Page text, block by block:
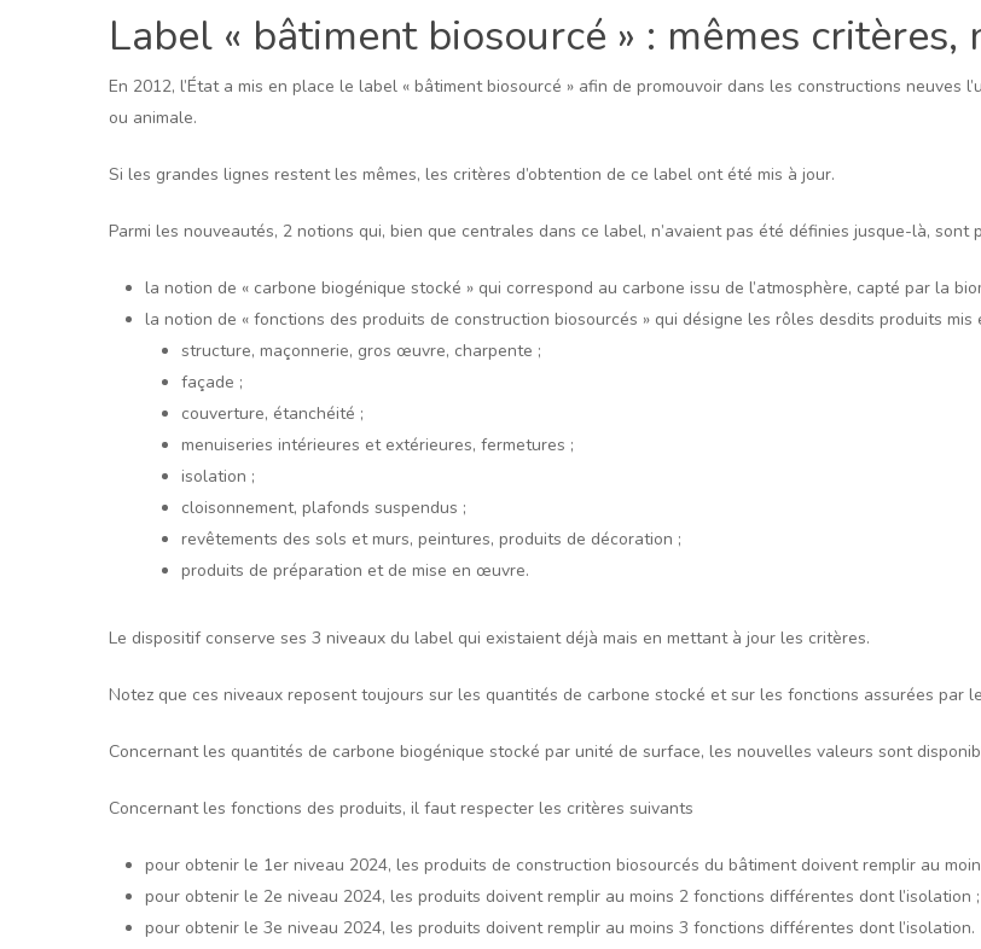
Label « bâtiment biosourcé » : mêmes critères,
En 2012, l’État a mis en place le label « bâtiment biosourcé » afin de promouvoir dans les constructions neuves
ou animale.
Si les grandes lignes restent les mêmes, les critères d’obtention de ce label ont été mis à jour.
Parmi les nouveautés, 2 notions qui, bien que centrales dans ce label, n’avaient pas été définies jusque-là, sont
la notion de « carbone biogénique stocké » qui correspond au carbone issu de l’atmosphère, capté par la
la notion de « fonctions des produits de construction biosourcés » qui désigne les rôles desdits produits
structure, maçonnerie, gros œuvre, charpente ;
façade ;
couverture, étanchéité ;
menuiseries intérieures et extérieures, fermetures ;
isolation ;
cloisonnement, plafonds suspendus ;
revêtements des sols et murs, peintures, produits de décoration ;
produits de préparation et de mise en œuvre.
Le dispositif conserve ses 3 niveaux du label qui existaient déjà mais en mettant à jour les critères.
Notez que ces niveaux reposent toujours sur les quantités de carbone stocké et sur les fonctions assurées par
Concernant les quantités de carbone biogénique stocké par unité de surface, les nouvelles valeurs sont
Concernant les fonctions des produits, il faut respecter les critères suivants
pour obtenir le 1er niveau 2024, les produits de construction biosourcés du bâtiment doivent remplir au
pour obtenir le 2e niveau 2024, les produits doivent remplir au moins 2 fonctions différentes dont l’isolation ;
pour obtenir le 3e niveau 2024, les produits doivent remplir au moins 3 fonctions différentes dont l’isolation.